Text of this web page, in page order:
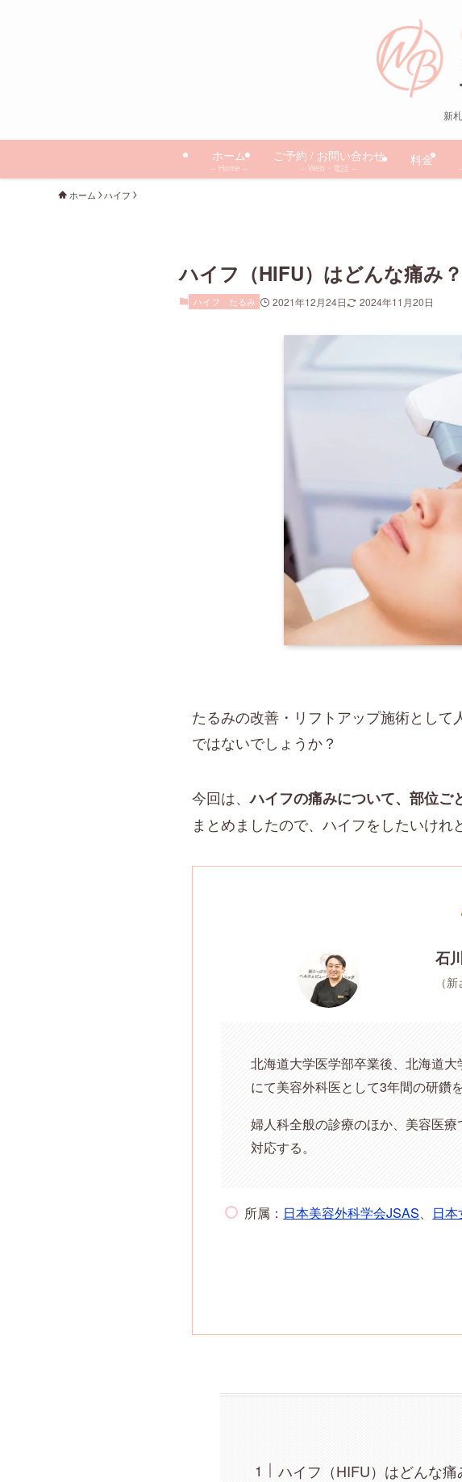
新
ホーム
– Home –
ご予約 / お問い合わせ
– Web・電話 –
料金
ホーム ハイフ
ハイフ（HIFU）はどんな痛み
ハイフ たるみ 2021年12月24日 2024年11月20日
たるみの改善・リフトアップ施術として
ではないでしょうか？
今回は、ハイフの痛みについて、部位ご
まとめましたので、ハイフをしたいけれ
石
（
北海道大学医学部卒業後、北海道
にて美容外科医として3年間の研鑽
婦人科全般の診療のほか、美容医
対応する。
所属： 日本美容外科学会JSAS 日
ハイフ（HIFU）はどんな